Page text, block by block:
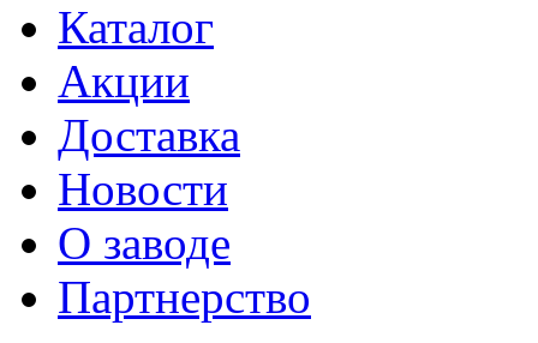
Каталог
Акции
Доставка
Новости
О заводе
Партнерство